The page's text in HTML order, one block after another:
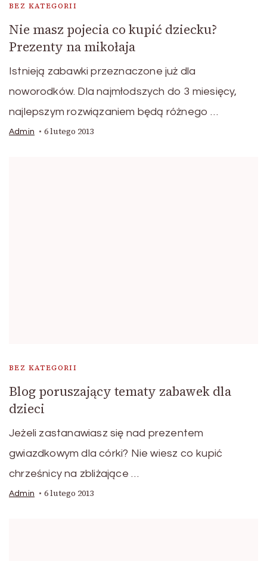
BEZ KATEGORII
Nie masz pojecia co kupić dziecku?
Prezenty na mikołaja
Istnieją zabawki przeznaczone już dla
noworodków. Dla najmłodszych do 3 miesięcy,
najlepszym rozwiązaniem będą różnego …
Admin 6 lutego 2013
BEZ KATEGORII
Blog poruszający tematy zabawek dla
dzieci
Jeżeli zastanawiasz się nad prezentem
gwiazdkowym dla córki? Nie wiesz co kupić
chrześnicy na zbliżające …
Admin 6 lutego 2013